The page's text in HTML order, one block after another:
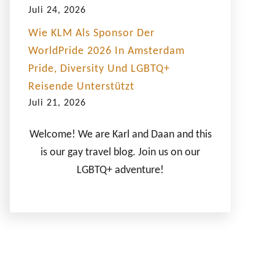
Juli 24, 2026
Wie KLM Als Sponsor Der
WorldPride 2026 In Amsterdam
Pride, Diversity Und LGBTQ+
Reisende Unterstützt
Juli 21, 2026
Welcome! We are Karl and Daan and this
is our gay travel blog. Join us on our
LGBTQ+ adventure!